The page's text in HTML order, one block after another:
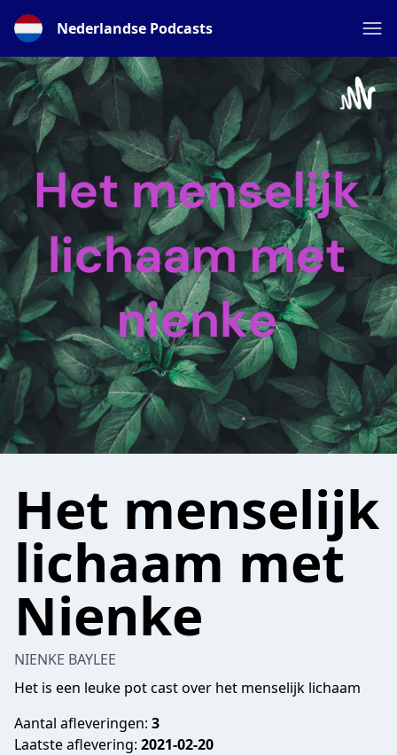
Nederlandse Podcasts
Het menselijk
lichaam met
Nienke
NIENKE BAYLEE
Het is een leuke pot cast over het menselijk lichaam
Aantal afleveringen: 3
Laatste aflevering: 2021-02-20